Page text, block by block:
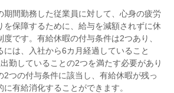
期間勤務した従業員に対して、心身の疲労
を保障するために、給与を減額されずに休
です。有給休暇の付与条件は2つあり、
には、入社から6カ月経過していること
勤していることの2つを満たす必要があり
2つの付与条件に該当し、有給休暇が残っ
有給消化することができます。